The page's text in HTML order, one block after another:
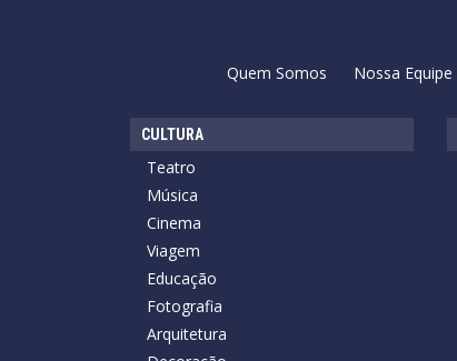
Quem Somos Nossa Equipe
CULTURA
Teatro
Música
Cinema
Viagem
Educação
Fotografia
Arquitetura